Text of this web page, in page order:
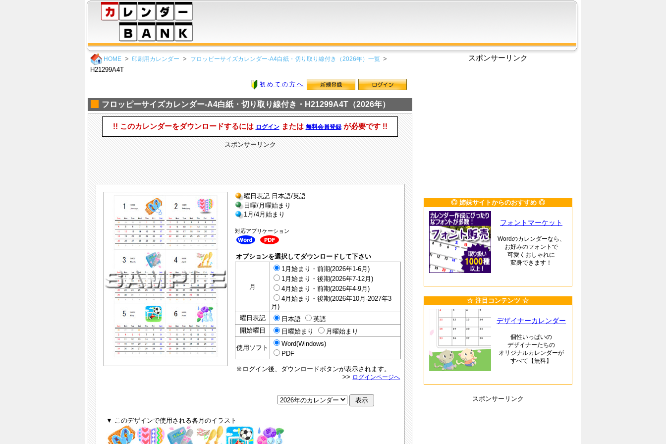
HOME 印刷用カレンダー フロッピーサイズカレンダー-A4白紙・切り取り線付き（2026年）一覧
H21299A4T
初めての方へ
フロッピーサイズカレンダー-A4白紙・切り取り線付き・H21299A4T（2026年）
!! このカレンダーをダウンロードするには ログインまたは 無料会員登録が必要です !!
スポンサーリンク
曜日表記 日本語/英語
日曜/月曜始まり
1月/4月始まり
対応アプリケーション
オプションを選択してダウンロードして下さい
月
1月始まり・前期(2026年1-6月)
1月始まり・後期(2026年7-12月)
4月始まり・前期(2026年4-9月)
4月始まり・後期(2026年10月-2027年3
月)
曜日表記
日本語
英語
開始曜日
日曜始まり 月曜始まり
使用ソフト
Word(Windows)
PDF
※ログイン後、ダウンロードボタンが表示されます。
>> ログインページへ
▼ このデザインで使用される各月のイラスト
スポンサーリンク
◎ 姉妹サイトからのおすすめ ◎
フォントマーケット
Wordのカレンダーなら、
お好みのフォントで
可愛くおしゃれに
変身できます！
☆ 注目コンテンツ ☆
デザイナーカレンダー
個性いっぱいの
デザイナーたちの
オリジナルカレンダーが
すべて【無料】
スポンサーリンク